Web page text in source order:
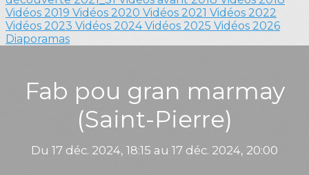
Vidéos 2019 Vidéos 2020 Vidéos 2021 Vidéos 2022
Vidéos 2023 Vidéos 2024Vidéos 2025 Vidéos 2026
Diaporamas
Fab pou gran marmay
(Saint-Pierre)
Du 17 déc. 2024, 18:15 au 17 déc. 2024, 20:00